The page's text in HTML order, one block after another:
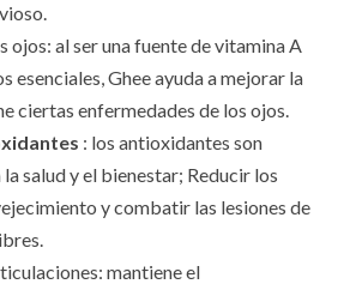
ojos: al ser una fuente de vitamina A
esenciales, Ghee ayuda a mejorar la
ciertas enfermedades de los ojos.
: los antioxidantes son
salud y el bienestar; Reducir los
y combatir las lesiones de
mantiene el